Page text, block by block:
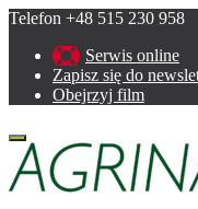
Telefon +48 515 230 958
Serwis online
Zapisz się do
Obejrzyj film
Menu